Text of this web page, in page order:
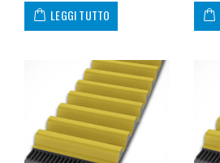
LEGGI TUTTO